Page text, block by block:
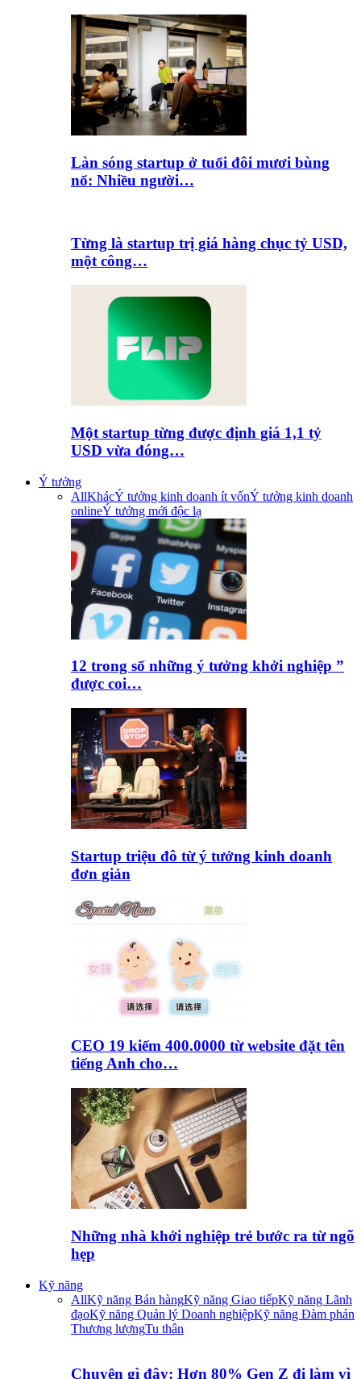
Làn sóng startup ở tuổi đôi mươi bùng
nổ: Nhiều người…
Từng là startup trị giá hàng chục tỷ USD,
một công…
Một startup từng được định giá 1,1 tỷ
USD vừa đóng…
Ý tưởng
AllKhácÝ tưởng kinh doanh ít vốnÝ tưởng kinh doanh
onlineÝ tưởng mới độc lạ
12 trong số những ý tưởng khởi nghiệp ”
được coi…
Startup triệu đô từ ý tưởng kinh doanh
đơn giản
CEO 19 kiếm 400.0000 từ website đặt tên
tiếng Anh cho…
Những nhà khởi nghiệp trẻ bước ra từ ngõ
hẹp
Kỹ năng
AllKỹ năng Bán hàngKỹ năng Giao tiếpKỹ năng Lãnh
đạoKỹ năng Quản lý Doanh nghiệpKỹ năng Đàm phán
Thương lượngTu thân
Chuyện gì đây: Hơn 80% Gen Z đi làm vì